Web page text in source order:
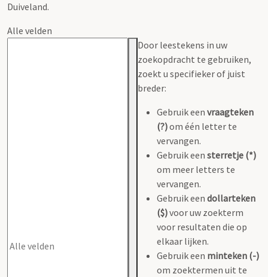
Duiveland.
Alle velden
Door leestekens in uw
zoekopdracht te gebruiken,
zoekt u specifieker of juist
breder:
Gebruik een vraagteken
(?)om één letter te
vervangen.
Gebruik een sterretje (*)
om meer letters te
vervangen.
Gebruik een dollarteken
($)voor uw zoekterm
voor resultaten die op
elkaar lijken.
Gebruik een minteken (-)
om zoektermen uit te